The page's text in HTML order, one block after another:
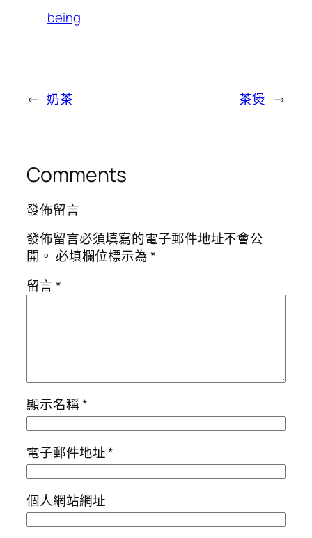
being
← 奶茶 茶煲 →
Comments
發佈留言
發佈留言必須填寫的電子郵件地址不會公
開。 必填欄位標示為*
留言*
顯示名稱*
電子郵件地址*
個人網站網址